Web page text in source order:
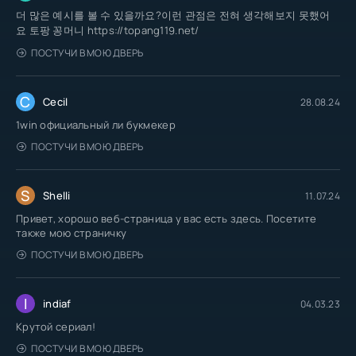
더 많은 예시를 볼 수 있을까요?이런 관점은 전혀 생각해보지 못했어
요 토팡 꽁머니 https://topang119.net/
ПОСТУЧИ В МОЮ ДВЕРЬ
C Cecil 28.08.24
1win официальный ли букмекер
ПОСТУЧИ В МОЮ ДВЕРЬ
S Shelli 11.07.24
Привет, хорошо веб-страница у вас есть здесь. Посетите
также мою страничку
ПОСТУЧИ В МОЮ ДВЕРЬ
I indiaf 04.03.23
Крутой сериал!
ПОСТУЧИ В МОЮ ДВЕРЬ